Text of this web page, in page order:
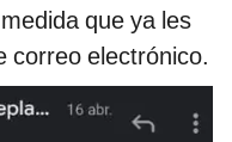
que ya les
correo electrónico.